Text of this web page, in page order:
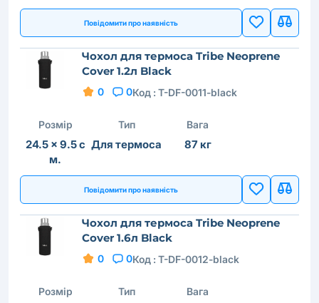
Повідомити про наявність
Чохол для термоса Tribe Neoprene
Cover 1.2л Black
0 0Код : T-DF-0011-black
Розмір
24.5 × 9.5 с
м.
Тип
Для термоса
Вага
87 кг
Повідомити про наявність
Чохол для термоса Tribe Neoprene
Cover 1.6л Black
0 0Код : T-DF-0012-black
Розмір Тип Вага